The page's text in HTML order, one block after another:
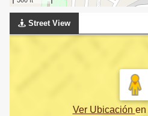
Street View
Ver Ubicación en